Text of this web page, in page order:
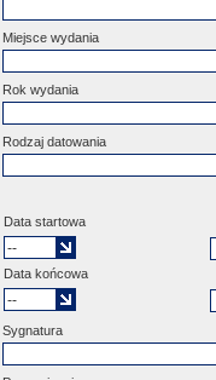
Miejsce wydania
Rok wydania
Rodzaj datowania
Data startowa
Data końcowa
Sygnatura